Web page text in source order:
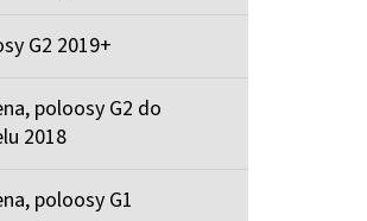
G2 2019+
poloosy G2 do
2018
poloosy G1